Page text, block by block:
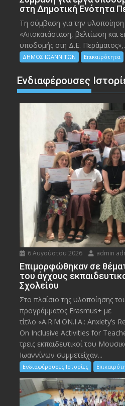
στη Δημοτική Ενότητα
Τη σύμβαση για την
«Αποκατάσταση, βελτίωση και
υποδομής στη Δ.Ε.
ΔΗΜΟΣ ΙΩΑΝΝΙΤΩΝ Επικαιρότητα
Ενδιαφέρουσες
6 Αυγούστου 2026 admin
Eπιμορφώθηκαν σε
του άγχους
Σχολείου
Στο πλαίσιο της υλοποίησης
προγράμματος Erasmus+ με
τίτλο «A.R.M.ON.I.A.: Anxiety’s
On Inclusive Activities for
τρεις εκπαιδευτικοί του
Ιωαννίνων συμμετείχαν...
Ενδιαφέρουσες Ιστορίες